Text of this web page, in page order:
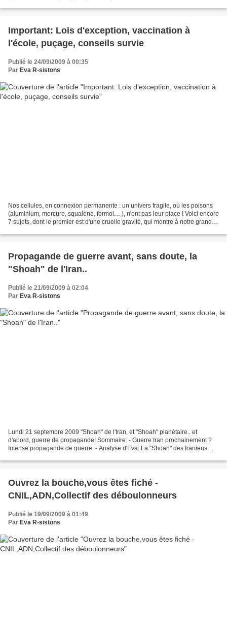
Important: Lois d'exception, vaccination à
l'école, puçage, conseils survie
Publié le 24/09/2009 à 00:35
Par Eva R-sistons
Nos cellules, en connexion permanente : un univers fragile, où les poisons
(aluminium, mercure, squalène, formol… ), n'ont pas leur place ! Voici encore
7 sujets, dont le premier est d'une cruelle gravité, qui montre à notre grand
Propagande de guerre avant, sans doute, la
"Shoah" de l'Iran..
Publié le 21/09/2009 à 02:04
Par Eva R-sistons
Lundi 21 septembre 2009 "Shoah" de l'Iran, et "Shoah" planétaire.. et
d'abord, guerre de propagande! Sommaire: - Guerre Iran prochainement ?
Intense propagande de guerre. - Analyse d'Eva: La "Shoah" des Iraniens
Ouvrez la bouche,vous êtes fiché -
CNIL,ADN,Collectif des déboulonneurs
Publié le 19/09/2009 à 01:49
Par Eva R-sistons